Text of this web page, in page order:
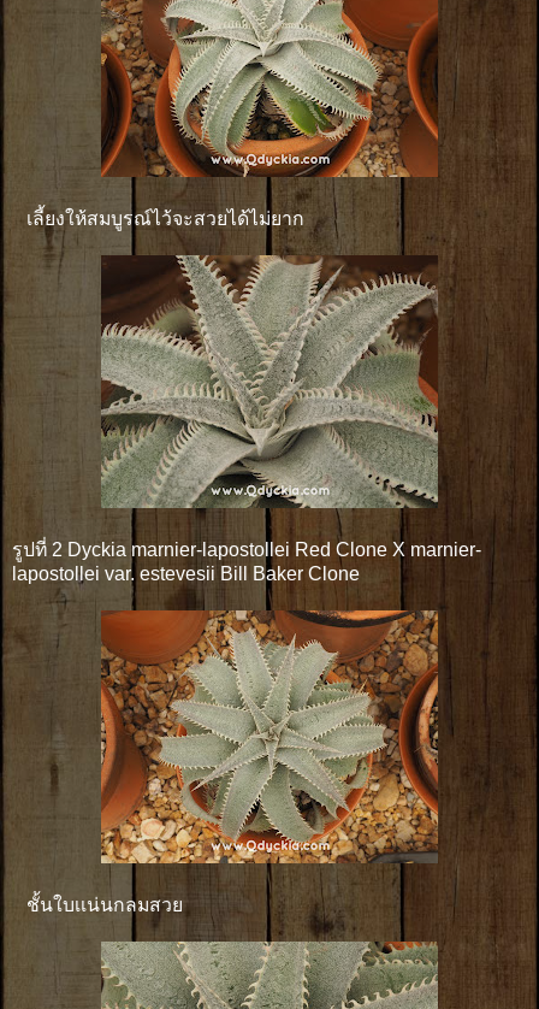
เลี้ยงให้สมบูรณ์ไว้จะสวยได้ไม่ยาก
รูปที่ 2 Dyckia marnier-lapostollei Red Clone X marnier-
lapostollei var. estevesii Bill Baker Clone
ชั้นใบเเน่นกลมสวย